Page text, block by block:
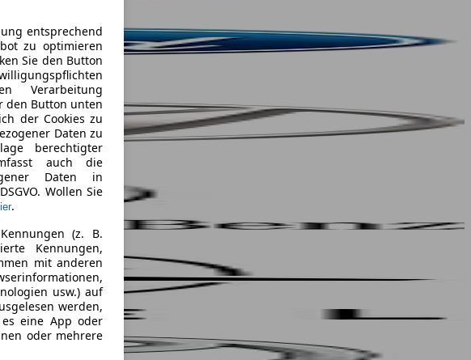
entsprechend
zu optimieren
Sie den Button
Verarbeitung
den Button unten
der Cookies zu
Daten zu
berechtigter
auch die
Daten in
Wollen Sie
.
(z. B.
Kennungen,
mit anderen
usw.) auf
werden,
eine App oder
oder mehrere